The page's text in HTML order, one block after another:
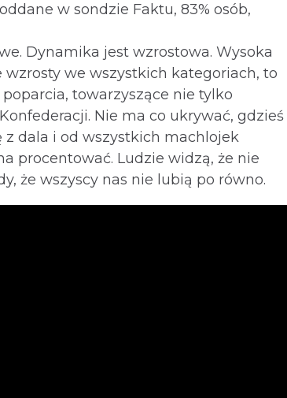
w sondzie Faktu, 83% osób,
Dynamika jest wzrostowa. Wysoka
we wszystkich kategoriach, to
towarzyszące nie tylko
Nie ma co ukrywać, gdzieś
z dala i od wszystkich machlojek
procentować. Ludzie widzą, że nie
że wszyscy nas nie lubią po równo.